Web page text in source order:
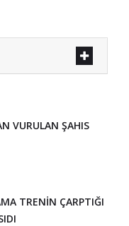
VURULAN ŞAHIS
TRENİN ÇARPTIĞI